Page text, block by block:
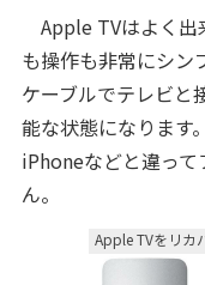
Apple TVはよく出
も操作も非常にシン
ケーブルでテレビと
能な状態になります
iPhoneなどと違っ
ん。
Apple TVをリカ